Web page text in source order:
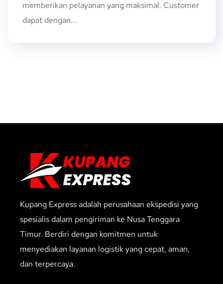
memberikan pelayanan yang maksimal. Customer
dapat dengan...
Kupang Express adalah perusahaan ekspedisi yang
spesialis dalam pengiriman ke Nusa Tenggara
Timur. Berdiri dengan komitmen untuk
menyediakan layanan logistik yang cepat, aman,
dan terpercaya.